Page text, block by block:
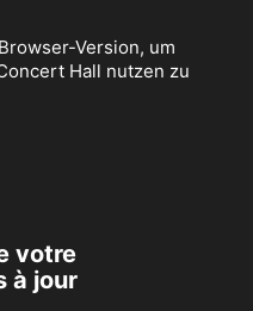
Version, um
Hall nutzen zu
votre
à jour